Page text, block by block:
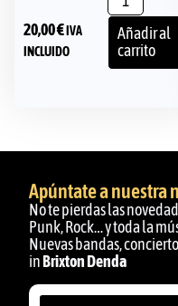
20,00€ IVA
INCLUIDO
Añadir al
carrito
Apúntate a nuestra
No te pierdas las
Punk, Rock… y toda la
Nuevas bandas,
in Brixton Denda